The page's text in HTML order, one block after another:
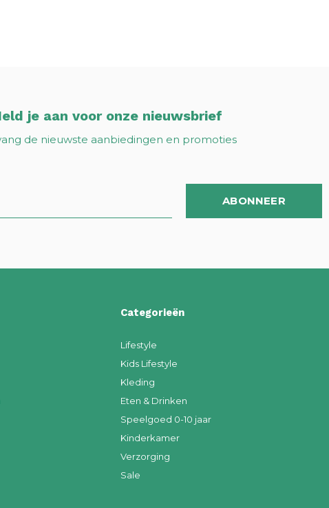
je aan voor onze nieuwsbrief
de nieuwste aanbiedingen en promoties
ABONNEER
Categorieën
Lifestyle
Kids Lifestyle
Kleding
Eten & Drinken
Speelgoed 0-10 jaar
Kinderkamer
Verzorging
Sale